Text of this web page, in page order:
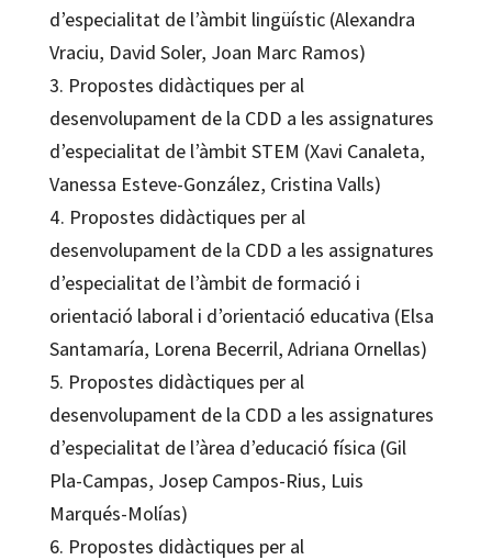
d’especialitat de l’àmbit lingüístic (Alexandra
Vraciu, David Soler, Joan Marc Ramos)
3. Propostes didàctiques per al
desenvolupament de la CDD a les assignatures
d’especialitat de l’àmbit STEM (Xavi Canaleta,
Vanessa Esteve-González, Cristina Valls)
4. Propostes didàctiques per al
desenvolupament de la CDD a les assignatures
d’especialitat de l’àmbit de formació i
orientació laboral i d’orientació educativa (Elsa
Santamaría, Lorena Becerril, Adriana Ornellas)
5. Propostes didàctiques per al
desenvolupament de la CDD a les assignatures
d’especialitat de l’àrea d’educació física (Gil
Pla-Campas, Josep Campos-Rius, Luis
Marqués-Molías)
6. Propostes didàctiques per al